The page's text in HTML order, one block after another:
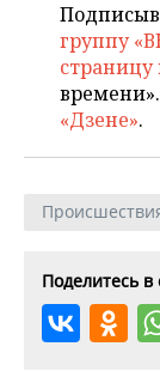
группу
страницу
«Дзене».
Поделитесь в